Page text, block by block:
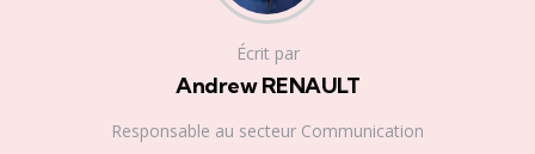
Écrit par
Andrew RENAULT
Responsable au secteur Communication